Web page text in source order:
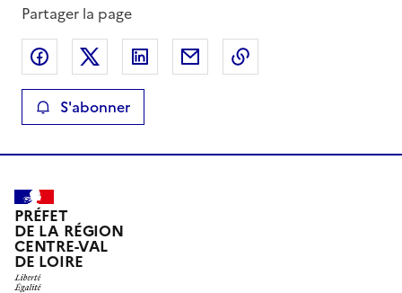
Partager la page
Partager sur Facebook
Partager sur XPartager sur LinkedIn
Partager par email
S'abonner
PRÉFET
DE LA RÉGION
CENTRE-VAL
DE LOIRE